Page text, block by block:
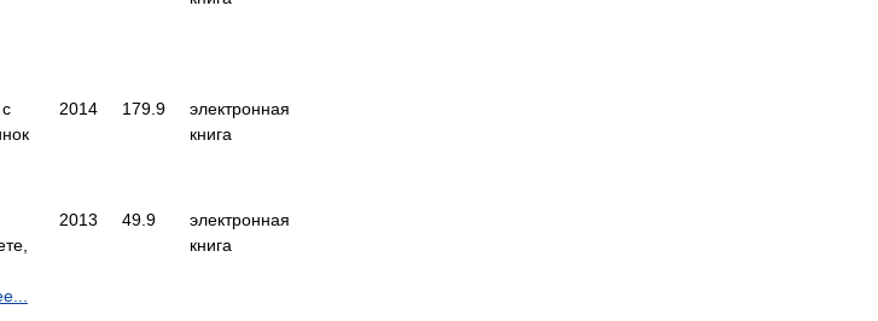
2014 179.9
электронная
книга
2013 49.9
электронная
книга